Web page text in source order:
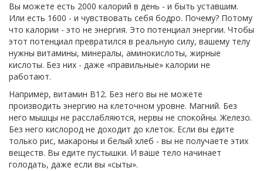
Вы можете есть 2000 калорий в день - и быть уставшим.
Или есть 1600 - и чувствовать себя бодро. Почему? Потому
что калории - это не энергия. Это потенциал энергии. Чтобы
этот потенциал превратился в реальную силу, вашему телу
нужны витамины, минералы, аминокислоты, жирные
кислоты. Без них - даже «правильные» калории не
работают.
Например, витамин B12. Без него вы не можете
производить энергию на клеточном уровне. Магний. Без
него мышцы не расслабляются, нервы не спокойны. Железо.
Без него кислород не доходит до клеток. Если вы едите
только рис, макароны и белый хлеб - вы не получаете этих
веществ. Вы едите пустышки. И ваше тело начинает
голодать, даже если вы «сыты».